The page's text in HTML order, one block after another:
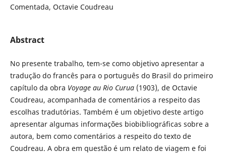
Comentada, Octavie Coudreau
Abstract
No presente trabalho, tem-se como objetivo apresentar a
tradução do francês para o português do Brasil do primeiro
capítulo da obra Voyage au Rio Curua (1903), de Octavie
Coudreau, acompanhada de comentários a respeito das
escolhas tradutórias. Também é um objetivo deste artigo
apresentar algumas informações biobibliográficas sobre a
autora, bem como comentários a respeito do texto de
Coudreau. A obra em questão é um relato de viagem e foi